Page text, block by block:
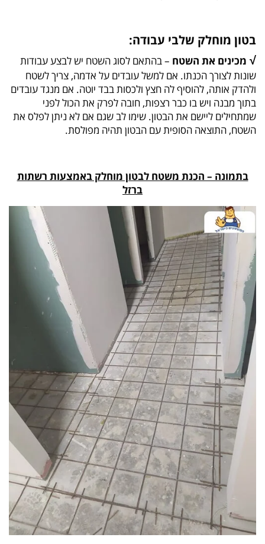
בטון מוחלק שלבי עבודה:
√ מכינים את השטח – בהתאם לסוג השטח יש לבצע עבודות
שונות לצורך הכנתו. אם למשל עובדים על אדמה, צריך לשטח
ולהדק אותה, להוסיף לה חצץ ולכסות בבד יוטה. אם מנגד עובדים
בתוך מבנה ויש בו כבר רצפות, חובה לפרק את הכול לפני
שמתחילים ליישם את הבטון. שימו לב שגם אם לא ניתן לפלס את
השטח, התוצאה הסופית עם הבטון תהיה מפולסת.
בתמונה – הכנת משטח לבטון מוחלק באמצעות רשתות
ברזל